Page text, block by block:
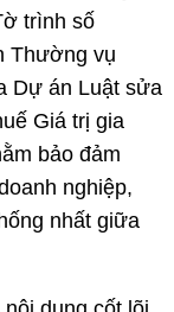
trình số
Thường vụ
Dự án Luật sửa
Giá trị gia
bảo đảm
nghiệp,
nhất giữa